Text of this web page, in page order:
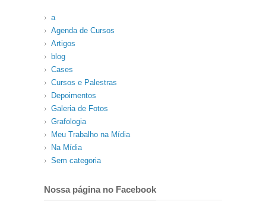
a
Agenda de Cursos
Artigos
blog
Cases
Cursos e Palestras
Depoimentos
Galeria de Fotos
Grafologia
Meu Trabalho na Mídia
Na Mídia
Sem categoria
Nossa página no Facebook